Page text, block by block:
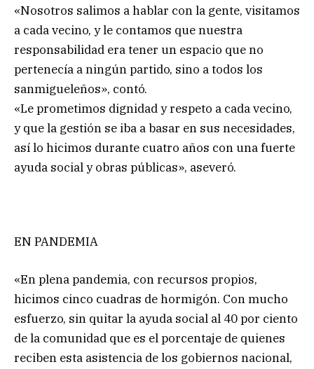
«Nosotros salimos a hablar con la gente, visitamos
a cada vecino, y le contamos que nuestra
responsabilidad era tener un espacio que no
pertenecía a ningún partido, sino a todos los
sanmigueleños», contó.
«Le prometimos dignidad y respeto a cada vecino,
y que la gestión se iba a basar en sus necesidades,
así lo hicimos durante cuatro años con una fuerte
ayuda social y obras públicas», aseveró.
EN PANDEMIA
«En plena pandemia, con recursos propios,
hicimos cinco cuadras de hormigón. Con mucho
esfuerzo, sin quitar la ayuda social al 40 por ciento
de la comunidad que es el porcentaje de quienes
reciben esta asistencia de los gobiernos nacional,